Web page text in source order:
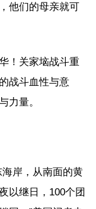
他们的母亲就可
！关家垴战斗重
战斗血性与意
力量。
岸，从南面的黄
以继日，100个团